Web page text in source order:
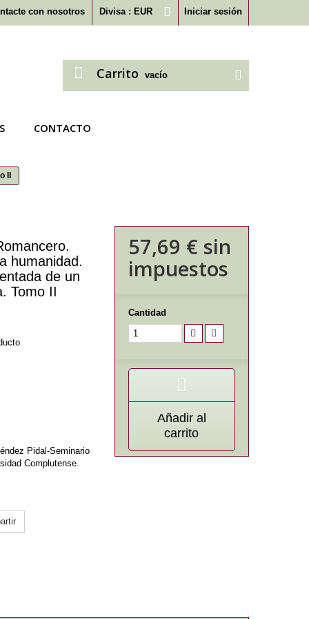
Iniciar sesión
Divisa : EUR
con nosotros
Carrito vacío
CONTACTO
II
humanidad.
de un
Tomo II
Pidal-Seminario
Complutense.
57,69 € sin
impuestos
Cantidad
Añadir al
carrito